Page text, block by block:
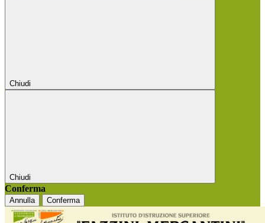
Chiudi
Chiudi
Conferma
Annulla Conferma